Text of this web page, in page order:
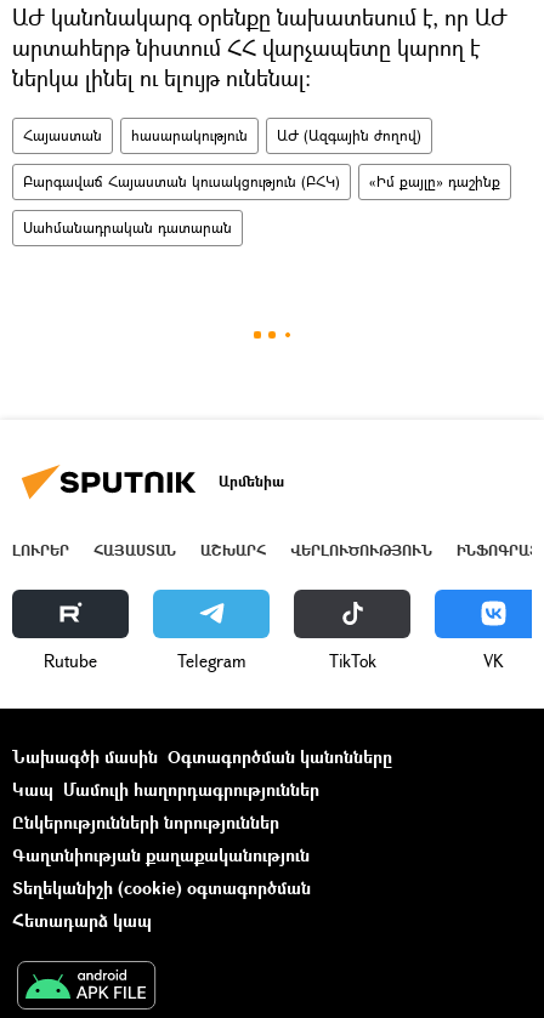
ԱԺ կանոնակարգ օրենքը նախատեսում է, որ ԱԺ
արտահերթ նիստում ՀՀ վարչապետը կարող է
ներկա լինել ու ելույթ ունենալ։
Հայաստան հասարակություն ԱԺ (Ազգային ժողով)
Բարգավաճ Հայաստան կուսակցություն (ԲՀԿ) «Իմ քայլը» դաշինք
Սահմանադրական դատարան
Արմենիա
ԼՈՒՐԵՐ ՀԱՅԱՍՏԱՆ ԱՇԽԱՐՀ ՎԵՐԼՈՒԾՈՒԹՅՈՒՆ
Rutube Telegram ТikТоk VK
Նախագծի մասին Օգտագործման կանոնները
Կապ Մամուլի հաղորդագրություններ
Ընկերությունների նորություններ
Գաղտնիության քաղաքականություն
Տեղեկանիշի (cookie) օգտագործման
Հետադարձ կապ